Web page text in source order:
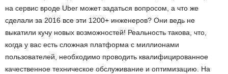
на сервис вроде Uber может задаться вопросом, а что же
сделали за 2016 все эти 1200+ инженеров? Они ведь не
выкатили кучу новых возможностей! Реальность такова, что,
когда у вас есть сложная платформа с миллионами
пользователей, необходимо проводить квалифицированное
качественное техническое обслуживание и оптимизацию. На